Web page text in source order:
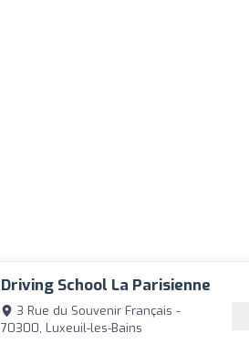
Driving School La Parisienne
3 Rue du Souvenir Français -
70300, Luxeuil-les-Bains